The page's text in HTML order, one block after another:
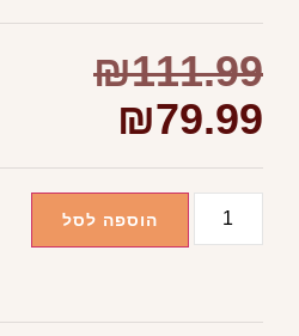
₪111.99
₪79.99
הוספה לסל